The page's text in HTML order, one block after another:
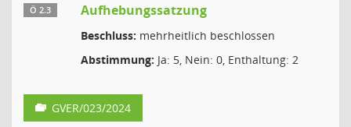
Ö 2.3 Aufhebungssatzung
Beschluss: mehrheitlich beschlossen
Abstimmung: Ja: 5, Nein: 0, Enthaltung: 2
GVER/023/2024